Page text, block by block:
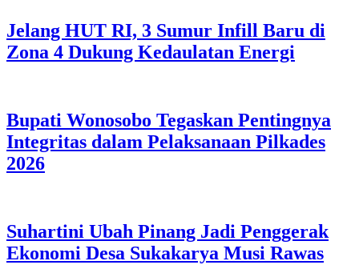
Jelang HUT RI, 3 Sumur Infill Baru di
Zona 4 Dukung Kedaulatan Energi
Bupati Wonosobo Tegaskan Pentingnya
Integritas dalam Pelaksanaan Pilkades
2026
Suhartini Ubah Pinang Jadi Penggerak
Ekonomi Desa Sukakarya Musi Rawas